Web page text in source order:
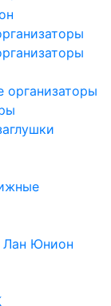
организаторы
Лан Юнион